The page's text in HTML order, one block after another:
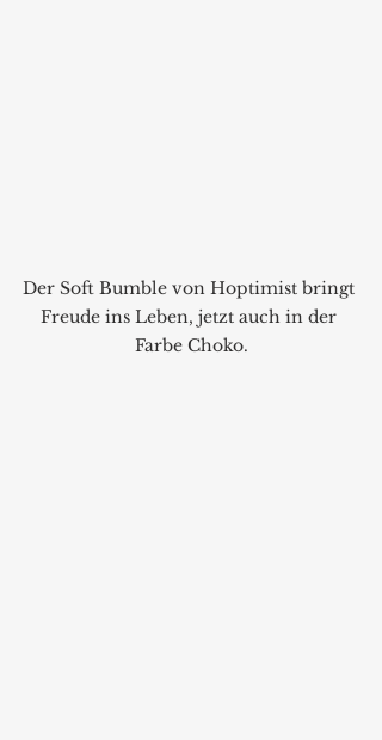
Der Soft Bumble von Hoptimist bringt
Freude ins Leben, jetzt auch in der
Farbe Choko.